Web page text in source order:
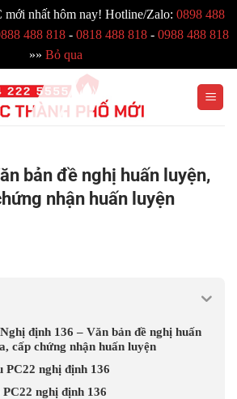
mới nhất hôm nay! Hotline/Zalo: 0898 488
488 818 - 0818 488 818 - 0988 488 818
»» Bỏ qua
bản đề nghị huấn luyện,
nhận huấn luyện
định 136 – Văn bản đề nghị huấn
cấp chứng nhận huấn luyện
PC22 nghị định 136
nghị định 136